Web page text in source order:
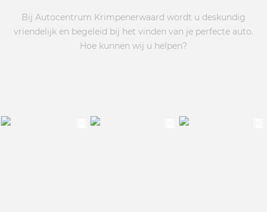
Bij Autocentrum Krimpenerwaard wordt u deskundig
vriendelijk en begeleid bij het vinden van je perfecte auto.
Hoe kunnen wij u helpen?